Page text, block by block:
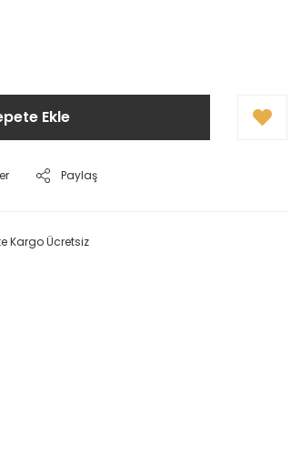
Ekle
Paylaş
Kargo Ücretsiz